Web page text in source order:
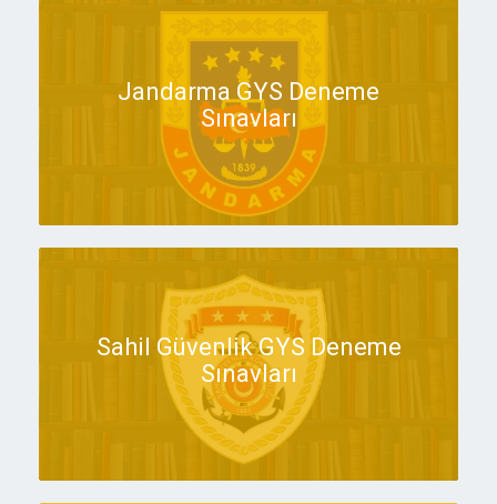
Jandarma GYS Deneme
Sınavları
Sahil Güvenlik GYS Deneme
Sınavları